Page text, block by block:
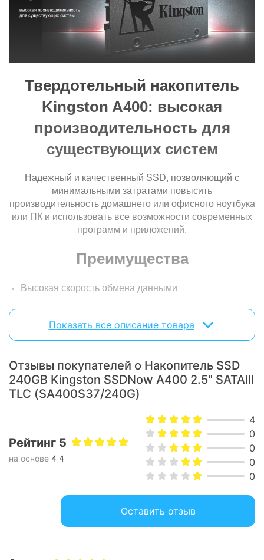
Дополнительно
SandForce SF-2280
80 TБ
данные:
Энергопотребление:
чтение:0.642 Вт; запись: 1.535 Вт;
ожидание: 0.0195 Вт
Серия
Kingston A400
Физические характеристики
Габариты: 100 х 69.9 х 7 мм
Характеристики и комплектация товара могут изменяться
производителем без уведомления.
Твердотельный накопитель
Kingston A400: высокая
производительность для
существующих систем
Надежный и качественный SSD, позволяющий с
минимальными затратами повысить
производительность домашнего или офисного ноутбука
или ПК и использовать все возможности современных
программ и приложений.
Преимущества
Высокая скорость обмена данными
3D Nand
Высокие надежность и долговечность
Широкий диапазон емкостей
Форм-фактор 2,5”
Показать все описание товара
Отзывы покупателей о Накопитель SSD
240GB Kingston SSDNow A400 2.5" SATAIII
TLC (SA400S37/240G)
Рейтинг 5
на основе 4 4
4
0
0
0
0
Оставить отзыв